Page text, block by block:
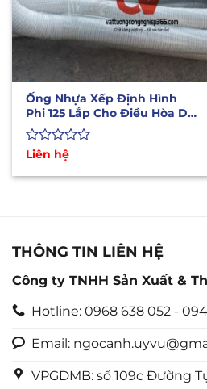
Ống Nhựa Xếp Định Hình
Phi 125 Lắp Cho Điều Hòa Di
Động
Được
hạng
Liên hệ
THÔNG TIN LIÊN HỆ
Công ty TNHH Sản Xuất &
Hotline: 0968 638 052 -
Email:
VPGDMB: số 109c Đường